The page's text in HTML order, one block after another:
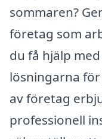
sommaren?
företag som
du få hjälp
lösningarna
av företag
professionell